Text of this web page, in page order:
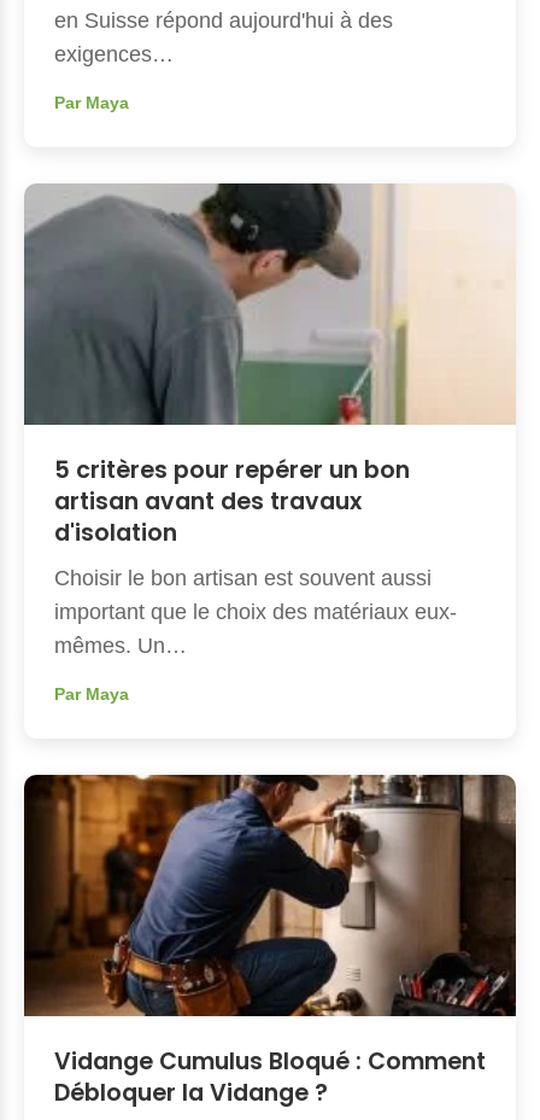
en Suisse répond aujourd'hui à des
exigences…
Par Maya
5 critères pour repérer un bon
artisan avant des travaux
d'isolation
Choisir le bon artisan est souvent aussi
important que le choix des matériaux eux-
mêmes. Un…
Par Maya
Vidange Cumulus Bloqué : Comment
Débloquer la Vidange ?